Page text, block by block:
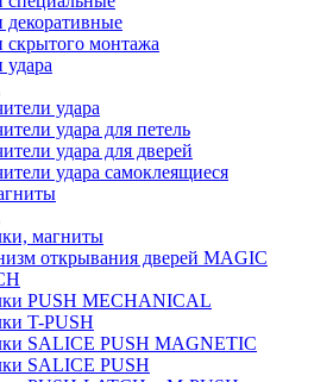
декоративные
скрытого монтажа
удара
удара для петель
удара для дверей
удара самоклеящиеся
магниты
открывания дверей MAGIC
PUSH MECHANICAL
T-PUSH
SALICE PUSH MAGNETIC
SALICE PUSH